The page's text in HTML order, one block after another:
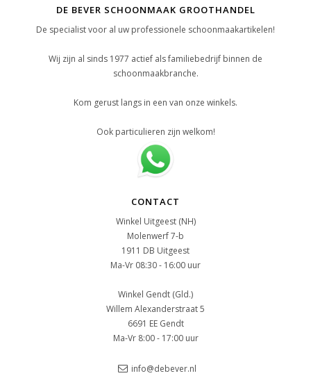
DE BEVER SCHOONMAAK GROOTHANDEL
De specialist voor al uw professionele schoonmaakartikelen!
Wij zijn al sinds 1977 actief als familiebedrijf binnen de
schoonmaakbranche.
Kom gerust langs in een van onze winkels.
Ook particulieren zijn welkom!
CONTACT
Winkel Uitgeest (NH)
Molenwerf 7-b
1911 DB Uitgeest
Ma-Vr 08:30 - 16:00 uur
Winkel Gendt (Gld.)
Willem Alexanderstraat 5
6691 EE Gendt
Ma-Vr 8:00 - 17:00 uur
info@debever.nl